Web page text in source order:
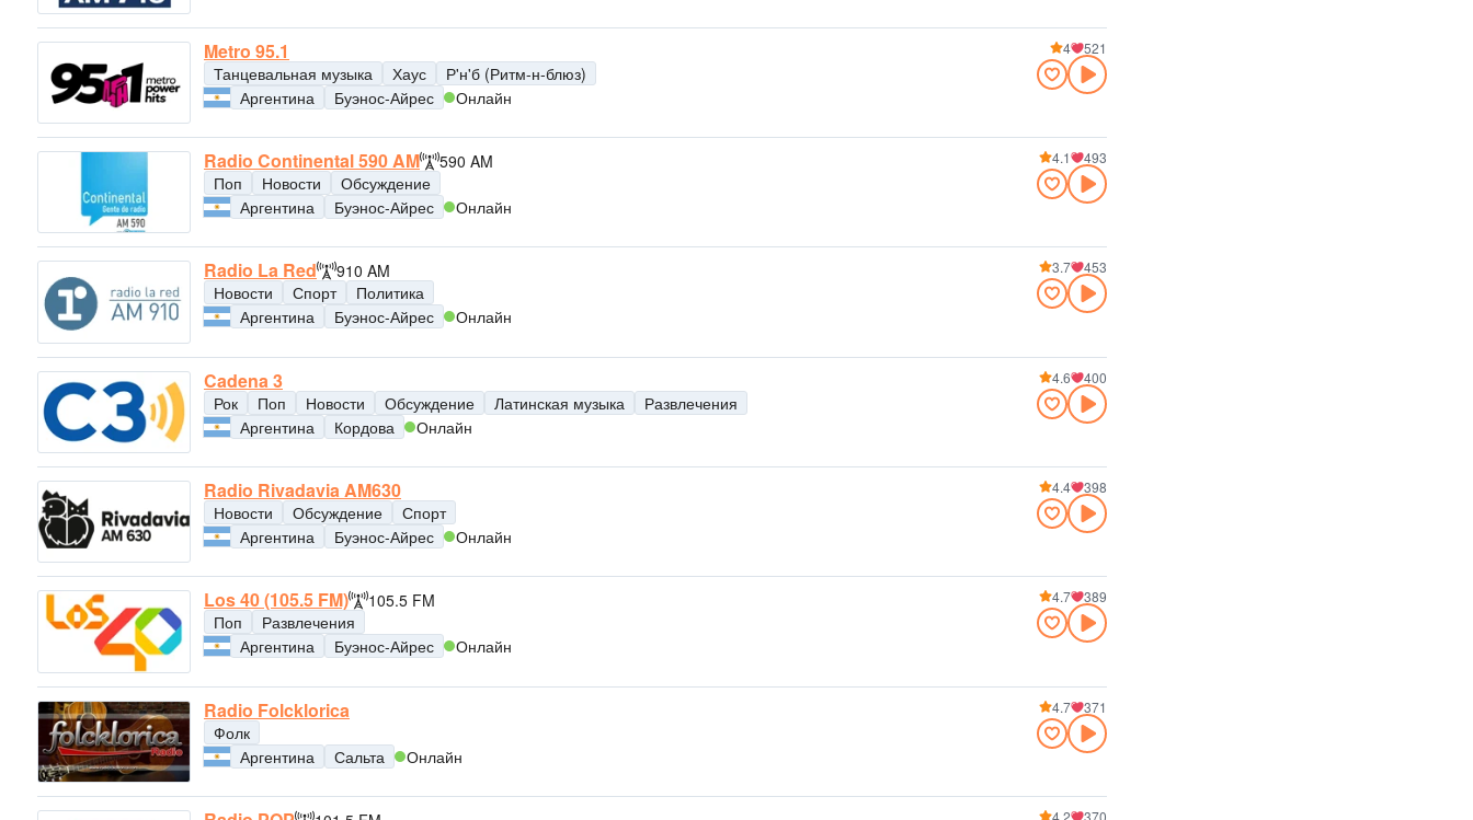
Metro 95.1
Танцевальная музыка Хаус
Р'н'б (Ритм-н-блюз)
Аргентина
Буэнос-Айрес Онлайн
4 521
Radio Continental 590 AM
590 AM
Поп
Новости
Обсуждение
Аргентина
Буэнос-Айрес Онлайн
4.1 493
Radio La Red
910 AM
Новости
Спорт
Политика
Аргентина
Буэнос-Айрес Онлайн
3.7 453
Cadena 3
Рок Поп Новости Обсуждение Латинская музыка
Развлечения
Аргентина
Кордова Онлайн
4.6 400
Radio Rivadavia AM630
Новости Обсуждение
Спорт
Аргентина
Буэнос-Айрес Онлайн
4.4 398
Los 40 (105.5 FM)
105.5 FM
Поп
Развлечения
Аргентина
Буэнос-Айрес Онлайн
4.7 389
Radio Folcklorica
Фолк
Аргентина
Сальта Онлайн
4.7 371
4.2 370